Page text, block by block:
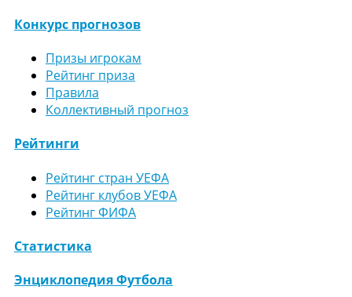
Конкурс прогнозов
Призы игрокам
Рейтинг приза
Правила
Коллективный прогноз
Рейтинги
Рейтинг стран УЕФА
Рейтинг клубов УЕФА
Рейтинг ФИФА
Статистика
Энциклопедия Футбола